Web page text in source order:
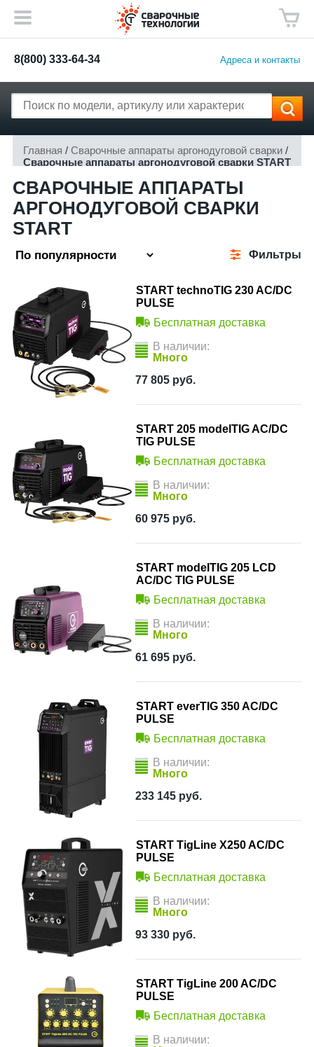
8(800) 333-64-34 Адреса и контакты
Главная / Сварочные аппараты аргонодуговой сварки /
Сварочные аппараты аргонодуговой сварки START
СВАРОЧНЫЕ АППАРАТЫ
АРГОНОДУГОВОЙ СВАРКИ
START
Фильтры
START technoTIG 230 AC/DC
PULSE
Бесплатная доставка
В наличии:
Много
77 805 руб.
START 205 modelTIG AC/DC
TIG PULSE
Бесплатная доставка
В наличии:
Много
60 975 руб.
START modelTIG 205 LCD
AC/DC TIG PULSE
Бесплатная доставка
В наличии:
Много
61 695 руб.
START everTIG 350 AC/DC
PULSE
Бесплатная доставка
В наличии:
Много
233 145 руб.
START TigLine X250 AC/DC
PULSE
Бесплатная доставка
В наличии:
Много
93 330 руб.
START TigLine 200 AC/DC
PULSE
Бесплатная доставка
В наличии: